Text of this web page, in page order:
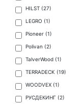
HILST (27)
LEGRO (1)
Pioneer (1)
Polivan (2)
TalverWood (1)
TERRADECK (19)
WOODVEX (1)
РУСДЕКИНГ (2)